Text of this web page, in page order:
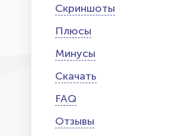
Скриншоты
Плюсы
Минусы
Скачать
FAQ
Отзывы